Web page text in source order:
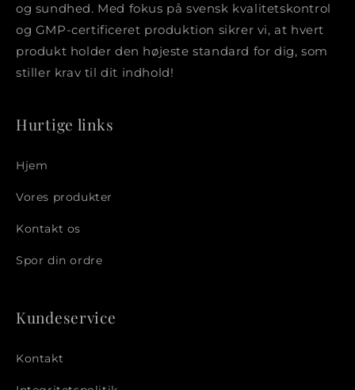
og sundhed. Med fokus på svensk kvalitetskontrol
og GMP-certificeret produktion sikrer vi, at hvert
produkt holder den højeste standard for dig, som
stiller krav til dit indhold!
Hurtige links
Hjem
Vores produkter
Kontakt os
Spor din ordre
Kundeservice
Kontakt